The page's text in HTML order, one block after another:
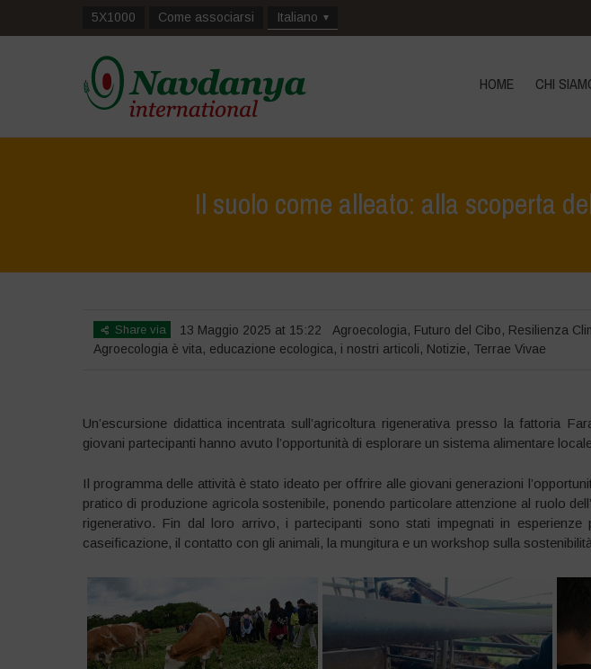
5X1000 Come associarsi Italiano
HOME CHI
Il suolo come alleato: alla scoperta
Share via 13 Maggio 2025 at 15:22 Agroecologia, Futuro del Cibo, Resilienza
Agroecologia è vita, educazione ecologica, i nostri articoli, Notizie, Terrae Vivae
Un’escursione didattica incentrata sull’agricoltura rigenerativa presso la fattoria
giovani partecipanti hanno avuto l’opportunità di esplorare un sistema alimentare
Il programma delle attività è stato ideato per offrire alle giovani generazioni
pratico di produzione agricola sostenibile, ponendo particolare attenzione al ruolo
rigenerativo. Fin dal loro arrivo, i partecipanti sono stati impegnati in
caseificazione, il contatto con gli animali, la mungitura e un workshop sulla